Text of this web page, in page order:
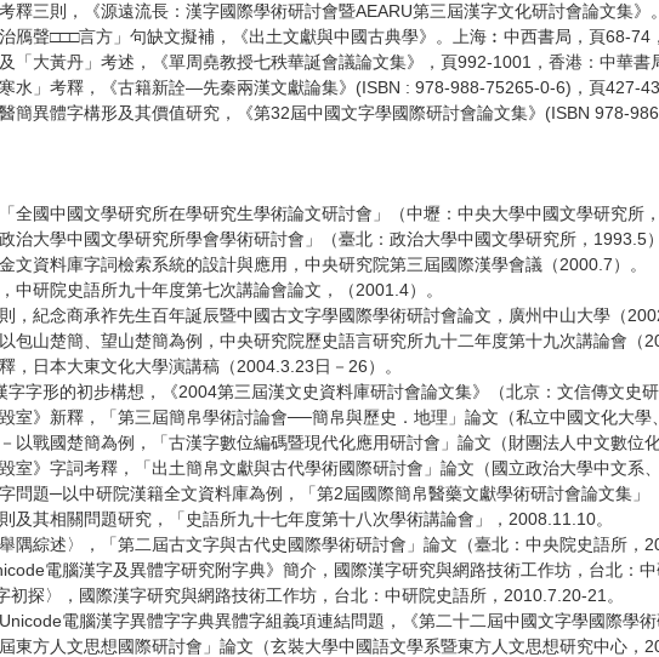
釋三則，《源遠流長：漢字國際學術研討會暨AEARU第三屆漢字文化研討會論文集》
鴈聲□□□言方」句缺文擬補，《出土文獻與中國古典學》。上海︰中西書局，頁68-74
「大黃丹」考述，《單周堯教授七秩華誕會議論文集》，頁992-1001，香港：中華書
水」考釋，《古籍新詮—先秦兩漢文獻論集》(ISBN : 978-988-75265-0-6)，頁427-
簡異體字構形及其價值研究，《第32屆中國文字學國際研討會論文集》(ISBN 978-
全國中國文學研究所在學研究生學術論文研討會」（中壢：中央大學中國文學研究所，
治大學中國文學研究所學會學術研討會」（臺北：政治大學中國文學研究所，1993.5）
文資料庫字詞檢索系統的設計與應用，中央研究院第三屆國際漢學會議（2000.7）。
中研院史語所九十年度第七次講論會論文，（2001.4）。
，紀念商承祚先生百年誕辰暨中國古文字學國際學術研討會論文，廣州中山大學（
包山楚簡、望山楚簡為例，中央研究院歷史語言研究所九十二年度第十九次講論會（
，日本大東文化大學演講稿（2004.3.23日－26）。
字形的初步構想，《2004第三屆漢文史資料庫研討會論文集》（北京：文信傳文史
室》新釋，「第三屆簡帛學術討論會──簡帛與歷史．地理」論文（私立中國文化大學
以戰國楚簡為例，「古漢字數位編碼暨現代化應用研討會」論文（財團法人中文數位
室》字詞考釋，「出土簡帛文獻與古代學術國際研討會」論文（國立政治大學中文系
問題─以中研院漢籍全文資料庫為例，「第2屆國際簡帛醫藥文獻學術研討會論文集」
及其相關問題研究，「史語所九十七年度第十八次學術講論會」，2008.11.10。
隅綜述〉，「第二屆古文字與古代史國際學術研討會」論文（臺北：中央院史語所，
電腦漢字及異體字研究附字典》簡介，國際漢字研究與網路技術工作坊，台北：
探〉，國際漢字研究與網路技術工作坊，台北：中研院史語所，2010.7.20-21。
電腦漢字異體字字典異體字組義項連結問題，《第二十二屆中國文字學國際學
東方人文思想國際研討會」論文（玄裝大學中國語文學系暨東方人文思想研究中心，